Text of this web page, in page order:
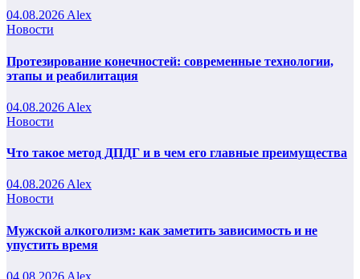
04.08.2026 Alex
Новости
Протезирование конечностей: современные технологии,
этапы и реабилитация
04.08.2026 Alex
Новости
Что такое метод ДПДГ и в чем его главные преимущества
04.08.2026 Alex
Новости
Мужской алкоголизм: как заметить зависимость и не
упустить время
04.08.2026 Alex